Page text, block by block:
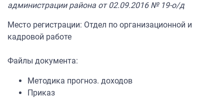
администрации района от 02.09.2016 № 19-о/д
Место регистрации: Отдел по организационной и
кадровой работе
Файлы документа:
Методика прогноз. доходов
Приказ